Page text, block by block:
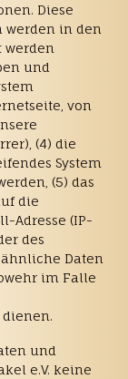
Diese
in den
werden
und
von
(4) die
System
(5) das
die
Adresse (IP-
des
Daten
im Falle
und
e.V. keine